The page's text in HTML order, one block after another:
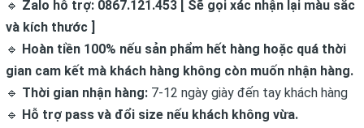
🔹 Zalo hỗ trợ: 0867.121.453 [ Sẽ gọi xác nhận lại màu sắc
và kích thước ]
🔹 Hoàn tiền 100% nếu sản phẩm hết hàng hoặc quá thời
gian cam kết mà khách hàng không còn muốn nhận hàng.
🔹 Thời gian nhận hàng: 7-12 ngày giày đến tay khách hàng
🔹 Hỗ trợ pass và đổi size nếu khách không vừa.